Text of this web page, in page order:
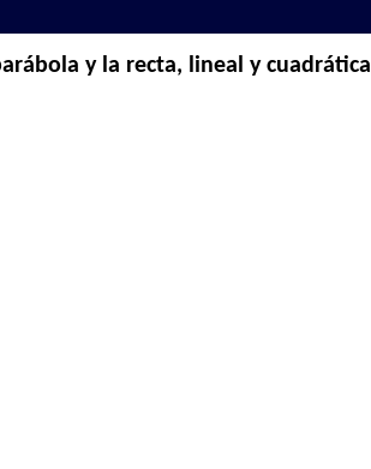
y la recta, lineal y cuadrática